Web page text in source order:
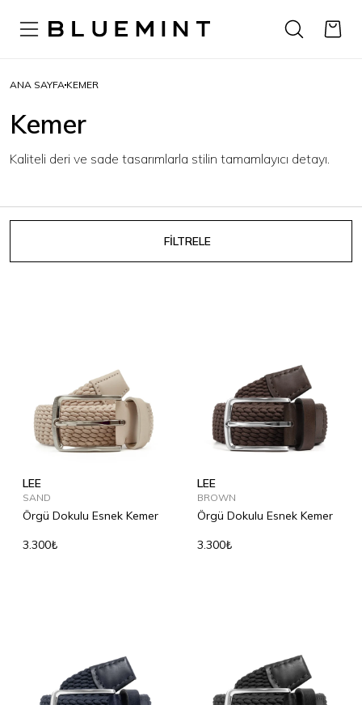
ANA SAYFA KEMER
Kemer
Kaliteli deri ve sade tasarımlarla stilin tamamlayıcı detayı.
FİLTRELE
LEE
SAND
Örgü Dokulu Esnek Kemer
3.300₺
LEE
BROWN
Örgü Dokulu Esnek Kemer
3.300₺